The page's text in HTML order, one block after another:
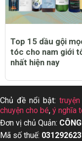
Top 15 dầu gội
tóc cho nam giới
nhất hiện nay
Chủ đề nổi bật:
chuyện cho bé, ý nghĩa
Đơn vị chủ Quản:
Mã số thuế: